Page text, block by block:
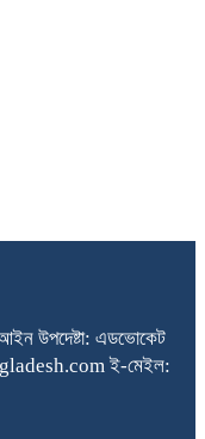
আইন উপদেষ্টা: এডভোকেট
ই-মেইল: